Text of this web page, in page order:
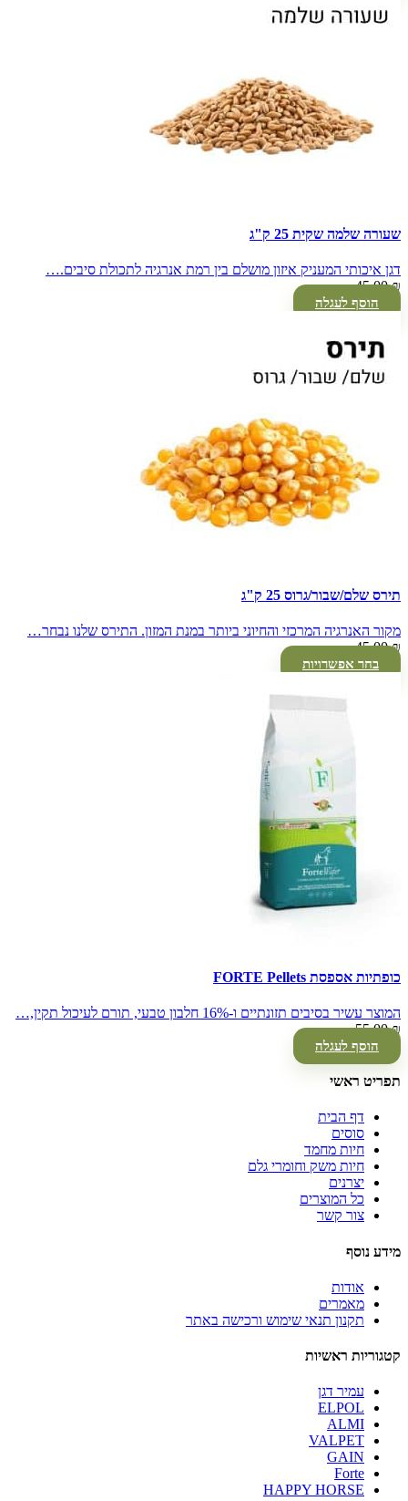
שעורה שלמה שקית 25 ק"ג
דגן איכותי המעניק איזון מושלם בין רמת אנרגיה לתכולת סיבים.…
45.00₪
הוסף לעגלה
תירס שלם/שבור/גרוס 25 ק"ג
מקור האנרגיה המרכזי והחיוני ביותר במנת המזון. התירס שלנו נבחר…
45.00₪
בחר אפשרויות
כופתיות אספסת FORTE Pellets
המוצר עשיר בסיבים תזונתיים ו-16% חלבון טבעי, תורם לעיכול תקין,…
55.00₪
הוסף לעגלה
תפריט ראשי
דף הבית
סוסים
חיות מחמד
חיות משק וחומרי גלם
יצרנים
כל המוצרים
צור קשר
מידע נוסף
אודות
מאמרים
תקנון תנאי שימוש ורכישה באתר
קטגוריות ראשיות
עמיר דגן
ELPOL
ALMI
VALPET
GAIN
Forte
HAPPY HORSE